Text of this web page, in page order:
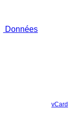
Données
vCard